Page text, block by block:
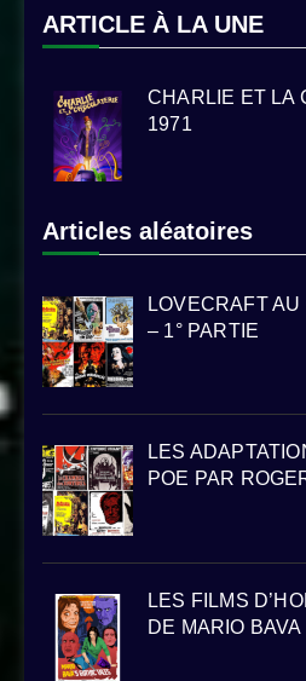
ARTICLE À LA UNE
CHARLIE ET LA
1971
Articles aléatoires
LOVECRAFT
– 1° PARTIE
LES
POE PAR
LES FILMS
DE MARIO BAVA